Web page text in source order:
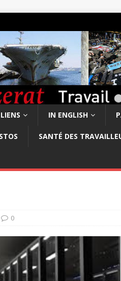
LIENS IN ENGLISH
SANTÉ DES
0